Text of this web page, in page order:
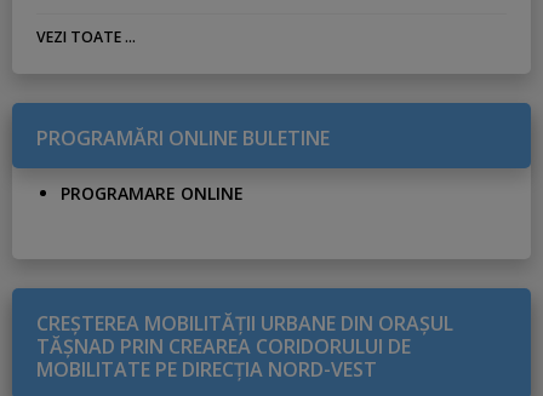
VEZI TOATE ...
PROGRAMĂRI ONLINE BULETINE
PROGRAMARE ONLINE
CREŞTEREA MOBILITĂŢII URBANE DIN ORAŞUL
TĂŞNAD PRIN CREAREA CORIDORULUI DE
MOBILITATE PE DIRECŢIA NORD-VEST